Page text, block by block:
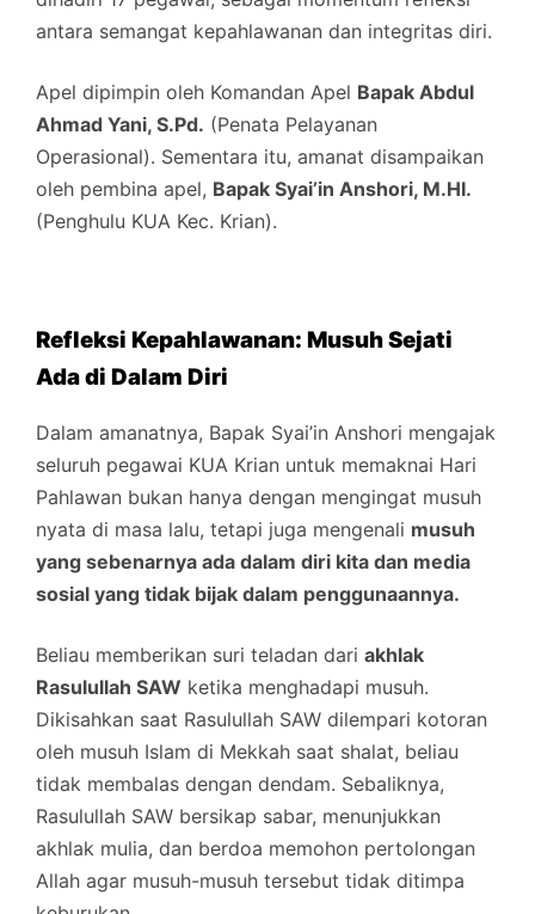
antara semangat kepahlawanan dan integritas diri.
Apel dipimpin oleh Komandan Apel Bapak Abdul
Ahmad Yani, S.Pd. (Penata Pelayanan
Operasional). Sementara itu, amanat disampaikan
oleh pembina apel, Bapak Syai’in Anshori, M.HI.
(Penghulu KUA Kec. Krian).
Refleksi Kepahlawanan: Musuh Sejati
Ada di Dalam Diri
Dalam amanatnya, Bapak Syai’in Anshori mengajak
seluruh pegawai KUA Krian untuk memaknai Hari
Pahlawan bukan hanya dengan mengingat musuh
nyata di masa lalu, tetapi juga mengenali musuh
yang sebenarnya ada dalam diri kita dan media
sosial yang tidak bijak dalam penggunaannya.
Beliau memberikan suri teladan dari akhlak
Rasulullah SAW ketika menghadapi musuh.
Dikisahkan saat Rasulullah SAW dilempari kotoran
oleh musuh Islam di Mekkah saat shalat, beliau
tidak membalas dengan dendam. Sebaliknya,
Rasulullah SAW bersikap sabar, menunjukkan
akhlak mulia, dan berdoa memohon pertolongan
Allah agar musuh-musuh tersebut tidak ditimpa